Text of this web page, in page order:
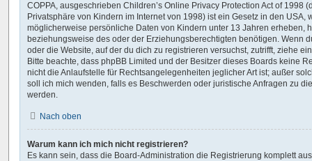
COPPA, ausgeschrieben Children’s Online Privacy Protection Act of 1998
Privatsphäre von Kindern im Internet von 1998) ist ein Gesetz in den USA,
möglicherweise persönliche Daten von Kindern unter 13 Jahren erheben,
beziehungsweise des oder der Erziehungsberechtigten benötigen. Wenn
oder die Website, auf der du dich zu registrieren versuchst, zutrifft, ziehe
Bitte beachte, dass phpBB Limited und der Besitzer dieses Boards keine
nicht die Anlaufstelle für Rechtsangelegenheiten jeglicher Art ist; außer
soll ich mich wenden, falls es Beschwerden oder juristische Anfragen zu
werden.
Nach oben
Warum kann ich mich nicht registrieren?
Es kann sein, dass die Board-Administration die Registrierung komplett